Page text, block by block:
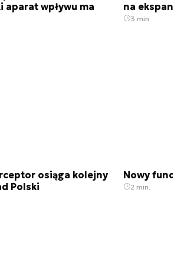
aparat wpływu ma
na
3 min.
osiąga kolejny
Polski
Nowy
2 min.